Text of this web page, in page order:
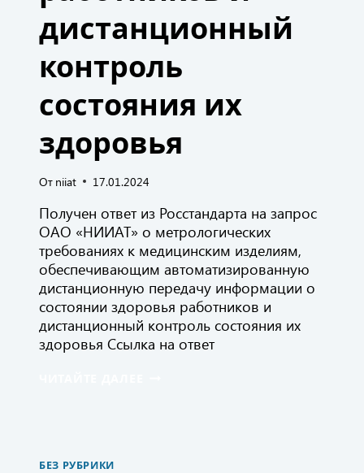
дистанционный
контроль
состояния их
здоровья
От niiat 17.01.2024
Получен ответ из Росстандарта на запрос
ОАО «НИИАТ» о метрологических
требованиях к медицинским изделиям,
обеспечивающим автоматизированную
дистанционную передачу информации о
состоянии здоровья работников и
дистанционный контроль состояния их
здоровья Ссылка на ответ
БЕЗ РУБРИКИ